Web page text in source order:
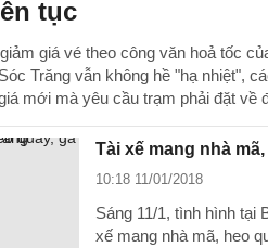
tục
giá vé theo công văn hoả tốc
Trăng vẫn không hề "hạ nhiệt",
mới mà yêu cầu trạm phải đặt về
Tài xế mang nhà
10:18 11/01/2018
Sáng 11/1, tình hình tại
xế mang nhà mã, heo